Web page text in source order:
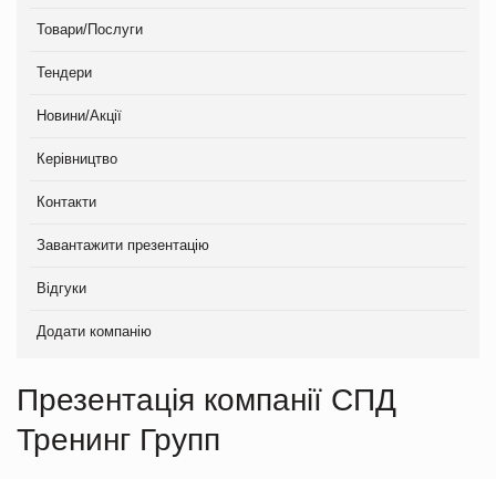
Товари/Послуги
Тендери
Новини/Акції
Керівництво
Контакти
Завантажити презентацію
Відгуки
Додати компанію
Презентація компанії СПД
Тренинг Групп